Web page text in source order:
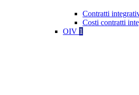
Contratti
Costi contratti
OIV 1